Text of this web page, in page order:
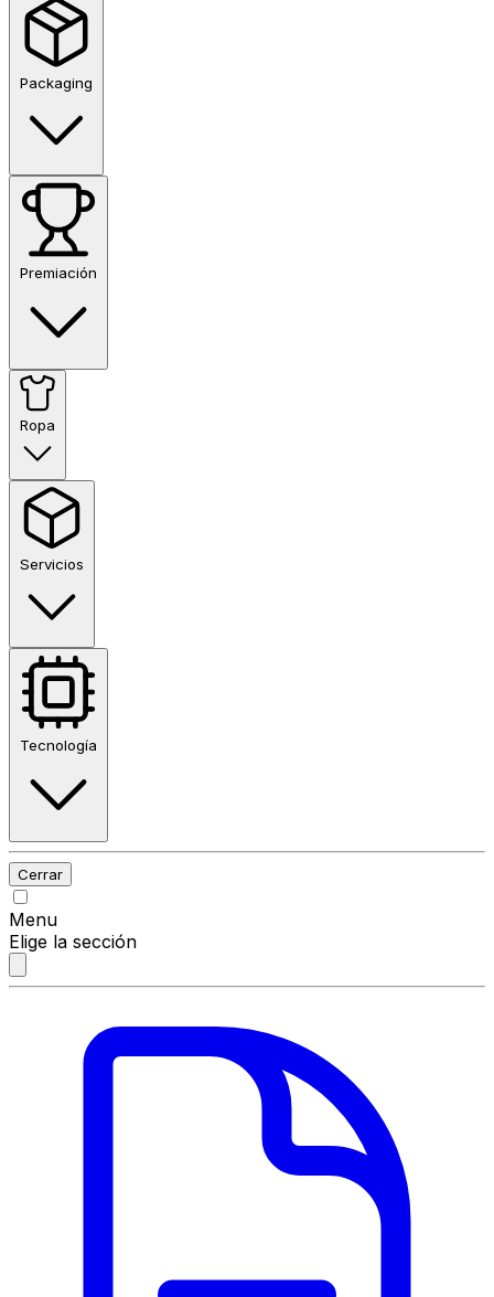
Packaging
Premiación
Ropa
Servicios
Tecnología
Cerrar
Menu
Elige la sección